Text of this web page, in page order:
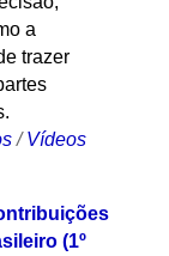
a
trazer
/Vídeos
(1º